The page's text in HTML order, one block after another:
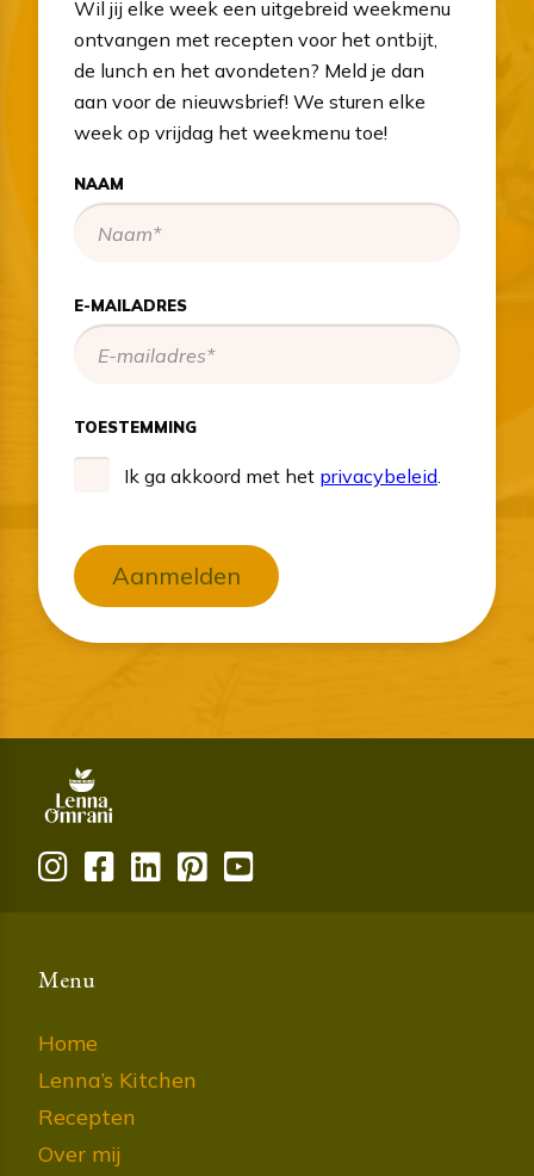
Wil jij elke week een uitgebreid weekmenu
ontvangen met recepten voor het ontbijt,
de lunch en het avondeten? Meld je dan
aan voor de nieuwsbrief! We sturen elke
week op vrijdag het weekmenu toe!
NAAM
E-MAILADRES
TOESTEMMING
Ik ga akkoord met het privacybeleid.
Aanmelden
Menu
Home
Lenna’s Kitchen
Recepten
Over mij